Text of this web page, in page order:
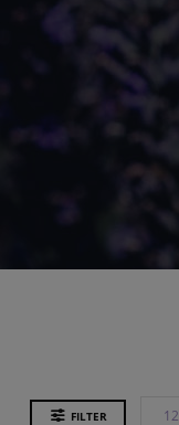
FILTER 12